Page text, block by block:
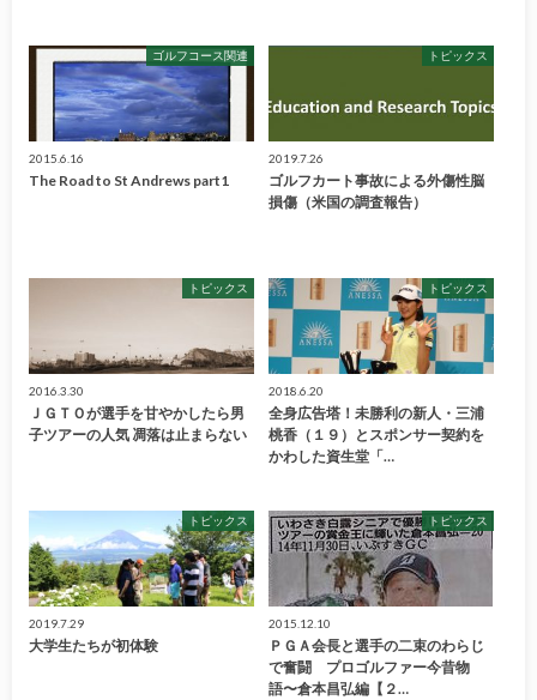
ゴルフコース関連
2015.6.16
The Road to St Andrews part1
トピックス
2019.7.26
ゴルフカート事故による外傷性脳
損傷（米国の調査報告）
トピックス
2016.3.30
ＪＧＴＯが選手を甘やかしたら男
子ツアーの人気 凋落は止まらない
トピックス
2018.6.20
全身広告塔！未勝利の新人・三浦
桃香（１９）とスポンサー契約を
かわした資生堂「…
トピックス
2019.7.29
大学生たちが初体験
トピックス
2015.12.10
ＰＧＡ会長と選手の二束のわらじ
で奮闘 プロゴルファー今昔物
語〜倉本昌弘編【２…